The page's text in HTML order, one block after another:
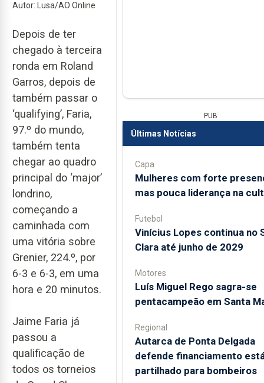
Autor: Lusa/AO Online
Depois de ter
chegado à terceira
ronda em Roland
Garros, depois de
também passar o
‘qualifying’, Faria,
97.º do mundo,
também tenta
chegar ao quadro
principal do ‘major’
londrino,
começando a
caminhada com
uma vitória sobre
Grenier, 224.º, por
6-3 e 6-3, em uma
hora e 20 minutos.
Jaime Faria já
passou a
qualificação de
todos os torneios
PUB
Últimas Notícias
Capa
Mulheres com forte
mas pouca liderança na
Futebol
Vinícius Lopes continua no
Clara até junho de 2029
Motores
Luís Miguel Rego sagra-se
pentacampeão em Santa
Regional
Autarca de Ponta Delgada
defende financiamento
partilhado para bombeiros